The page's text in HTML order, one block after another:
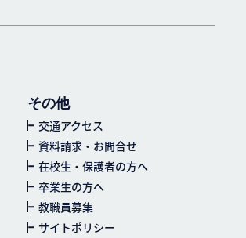
その他
交通アクセス
資料請求・お問合せ
在校生・保護者の方へ
卒業生の方へ
教職員募集
サイトポリシー